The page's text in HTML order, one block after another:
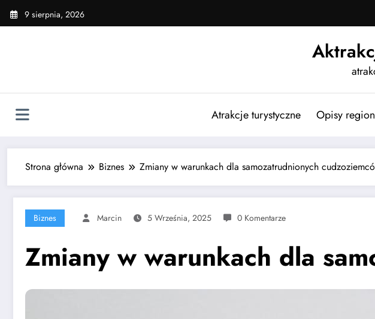
Skip
9 sierpnia, 2026
Atrakcje turystyczne Opisy
Strona główna Biznes Zmiany w warunkach dla samozatrudnionych
Biznes Marcin 5 Września, 2025 0 Komentarze
Zmiany w warunkach dla